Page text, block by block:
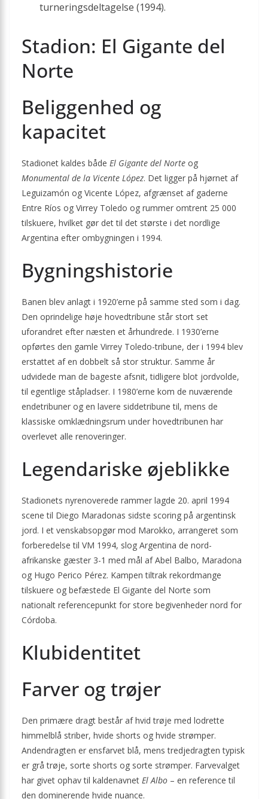
turnerings­deltagelse (1994).
Stadion: El Gigante del
Norte
Beliggenhed og
kapacitet
Stadionet kaldes både El Gigante del Norte og
Monumental de la Vicente López. Det ligger på hjørnet af
Leguizamón og Vicente López, afgrænset af gaderne
Entre Ríos og Virrey Toledo og rummer omtrent 25 000
tilskuere, hvilket gør det til det største i det nordlige
Argentina efter ombygningen i 1994.
Bygningshistorie
Banen blev anlagt i 1920’erne på samme sted som i dag.
Den oprindelige høje hovedtribune står stort set
uforandret efter næsten et århundrede. I 1930’erne
opførtes den gamle Virrey Toledo-tribune, der i 1994 blev
erstattet af en dobbelt så stor struktur. Samme år
udvidede man de bageste afsnit, tidligere blot jordvolde,
til egentlige ståpladser. I 1980’erne kom de nuværende
endetribuner og en lavere sidde­tribune til, mens de
klassiske omklædningsrum under hovedtribunen har
overlevet alle renoveringer.
Legendariske øjeblikke
Stadionets nyrenoverede rammer lagde 20. april 1994
scene til Diego Maradonas sidste scoring på argentinsk
jord. I et venskabs­opgør mod Marokko, arrangeret som
forberedelse til VM 1994, slog Argentina de nord­
afrikanske gæster 3-1 med mål af Abel Balbo, Maradona
og Hugo Perico Pérez. Kampen tiltrak rekordmange
tilskuere og befæstede El Gigante del Norte som
nationalt referencepunkt for store begivenheder nord for
Córdoba.
Klubidentitet
Farver og trøjer
Den primære dragt består af hvid trøje med lodrette
himmelblå striber, hvide shorts og hvide strømper.
Andendragten er ensfarvet blå, mens tredjedragten typisk
er grå trøje, sorte shorts og sorte strømper. Farvevalget
har givet ophav til kaldenavnet El Albo – en reference til
den dominerende hvide nuance.